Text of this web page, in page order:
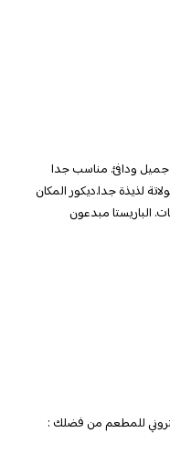
ودافئ. مناسب جدا
لذيذة جدا.ديكور المكان
الباريستا مبدعون
للمطعم من فضلك :